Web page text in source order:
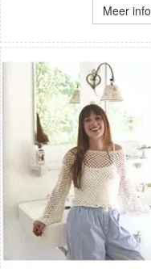
Meer info